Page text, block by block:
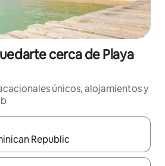
cerca de Playa
únicos, alojamientos y
estén disponibles, navega con las